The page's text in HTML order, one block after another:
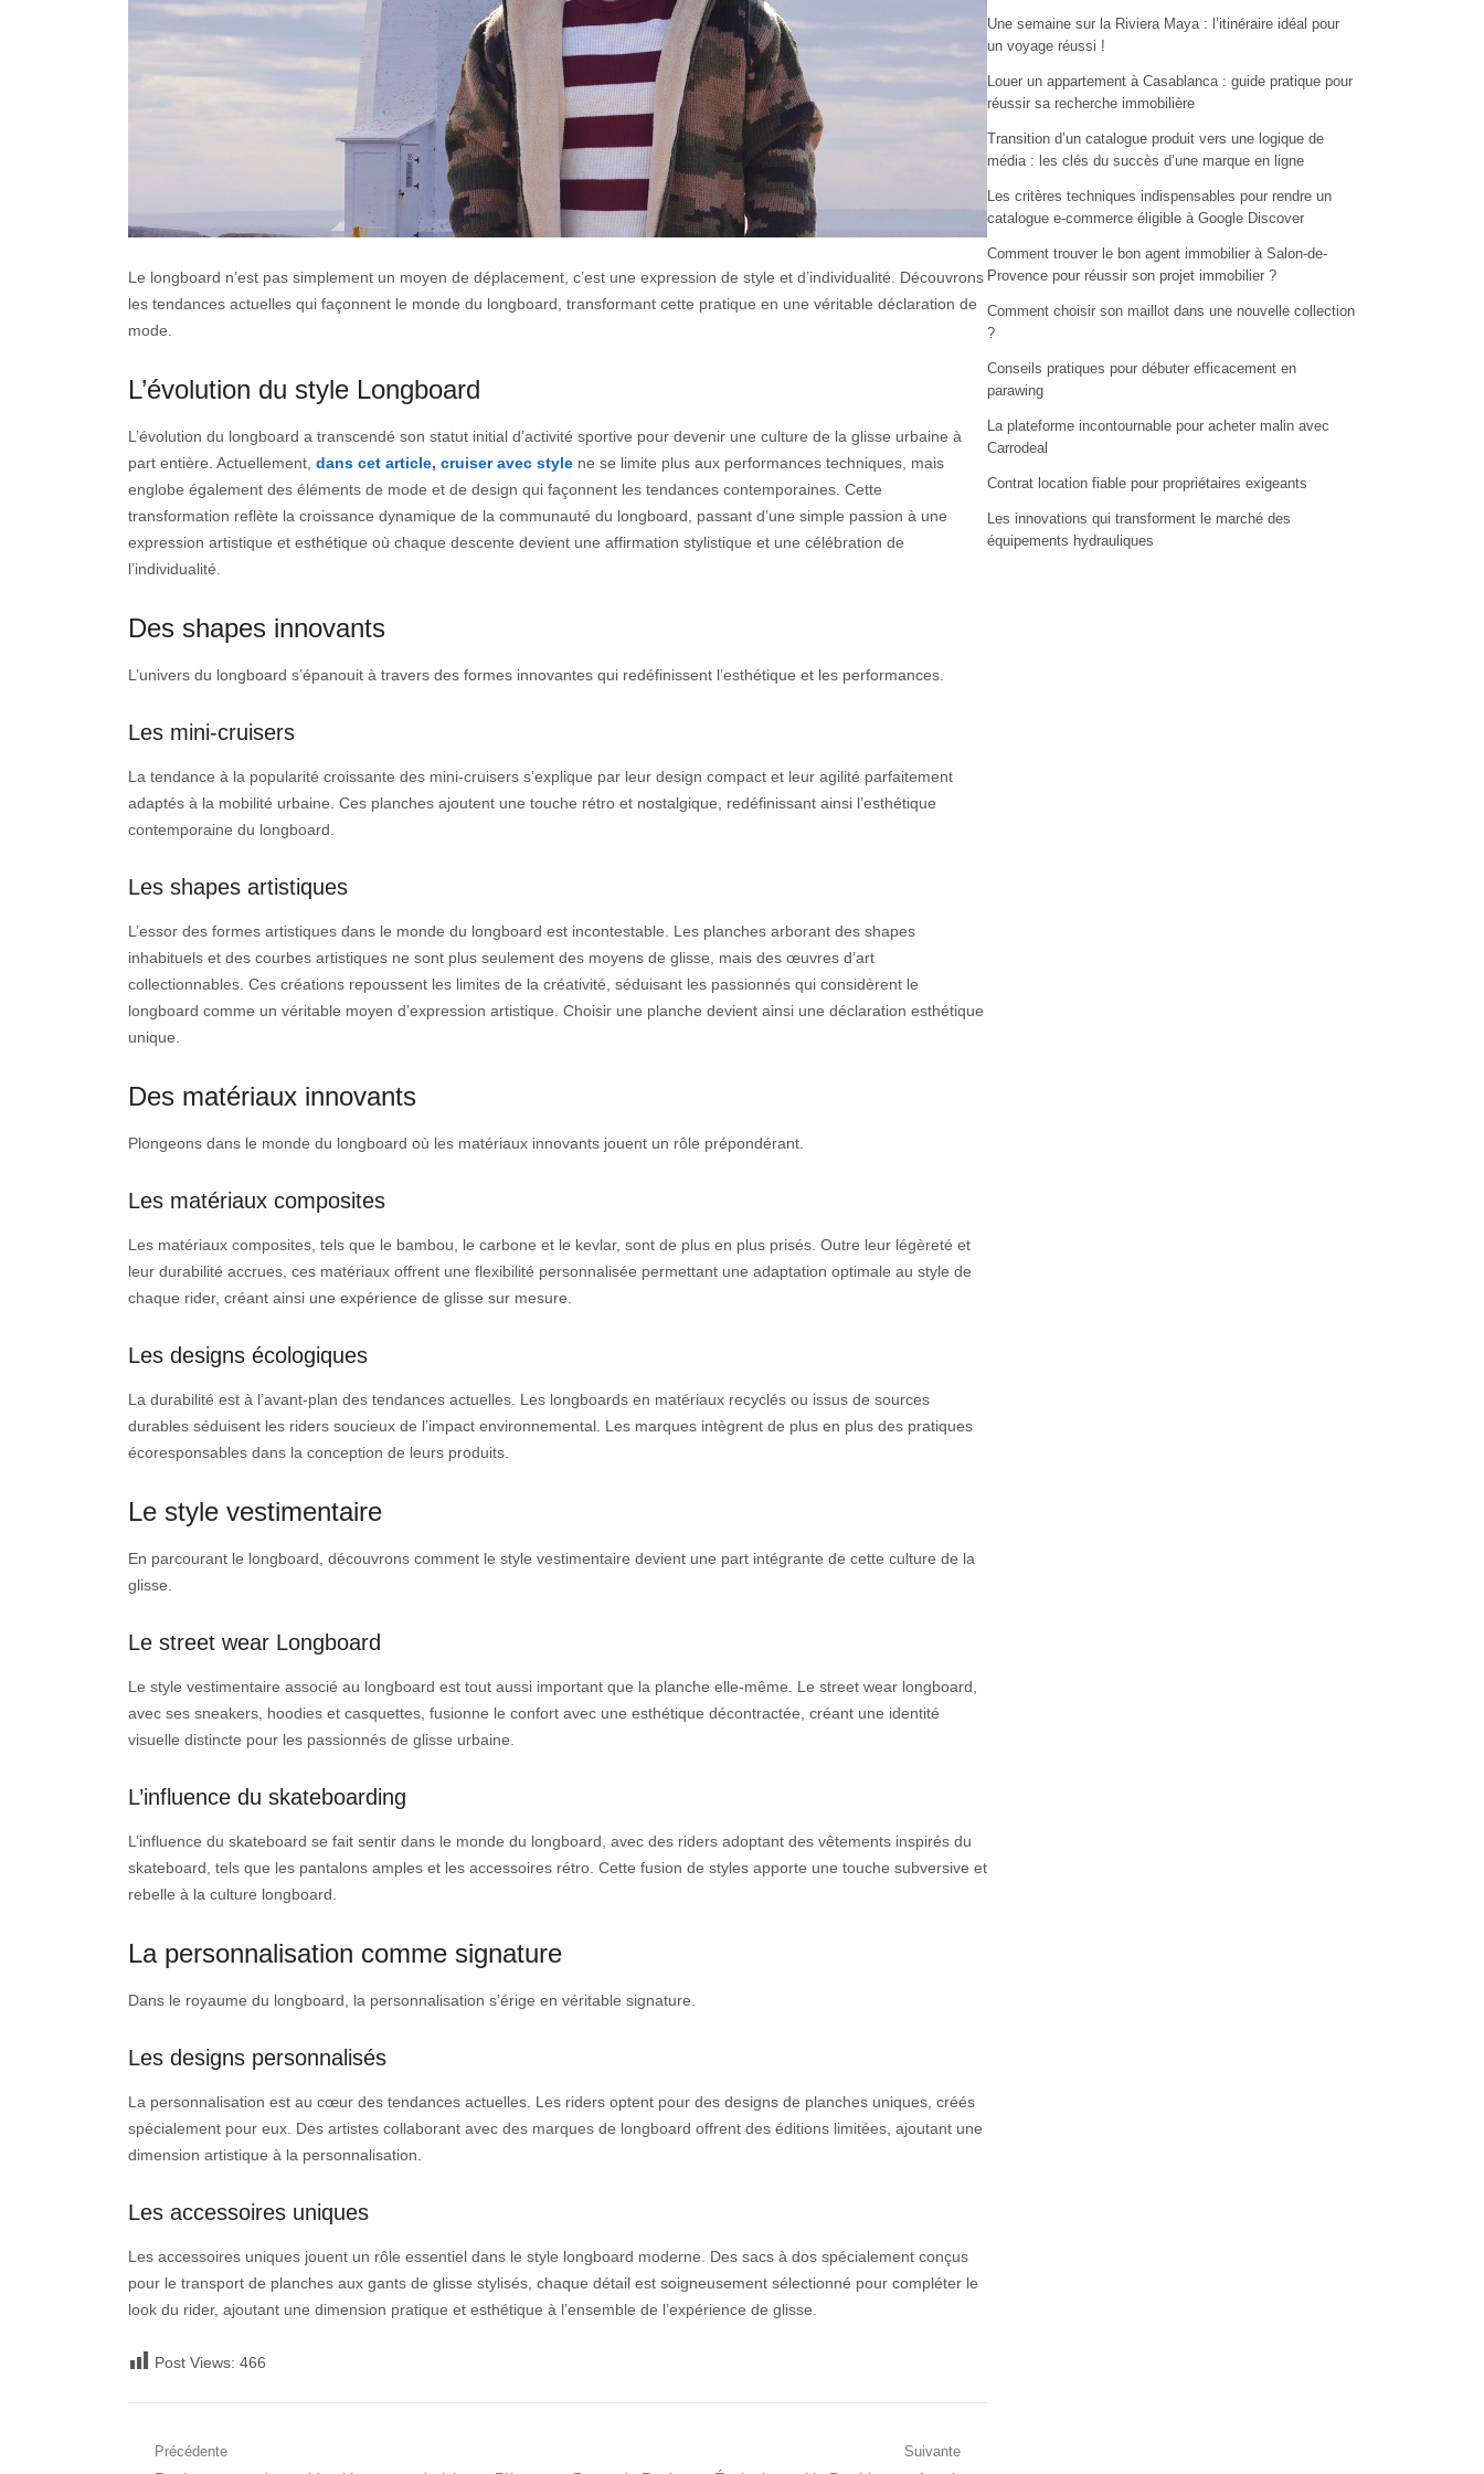
Le longboard n’est pas simplement un moyen de déplacement, c’est une expression de style et d’individualité. Découvrons
les tendances actuelles qui façonnent le monde du longboard, transformant cette pratique en une véritable déclaration de
mode.
L’évolution du style Longboard
L’évolution du longboard a transcendé son statut initial d’activité sportive pour devenir une culture de la glisse urbaine à
part entière. Actuellement, dans cet article, cruiser avec style ne se limite plus aux performances techniques, mais
englobe également des éléments de mode et de design qui façonnent les tendances contemporaines. Cette
transformation reflète la croissance dynamique de la communauté du longboard, passant d’une simple passion à une
expression artistique et esthétique où chaque descente devient une affirmation stylistique et une célébration de
l’individualité.
Des shapes innovants
L’univers du longboard s’épanouit à travers des formes innovantes qui redéfinissent l’esthétique et les performances.
Les mini-cruisers
La tendance à la popularité croissante des mini-cruisers s’explique par leur design compact et leur agilité parfaitement
adaptés à la mobilité urbaine. Ces planches ajoutent une touche rétro et nostalgique, redéfinissant ainsi l’esthétique
contemporaine du longboard.
Les shapes artistiques
L’essor des formes artistiques dans le monde du longboard est incontestable. Les planches arborant des shapes
inhabituels et des courbes artistiques ne sont plus seulement des moyens de glisse, mais des œuvres d’art
collectionnables. Ces créations repoussent les limites de la créativité, séduisant les passionnés qui considèrent le
longboard comme un véritable moyen d’expression artistique. Choisir une planche devient ainsi une déclaration esthétique
unique.
Des matériaux innovants
Plongeons dans le monde du longboard où les matériaux innovants jouent un rôle prépondérant.
Les matériaux composites
Les matériaux composites, tels que le bambou, le carbone et le kevlar, sont de plus en plus prisés. Outre leur légèreté et
leur durabilité accrues, ces matériaux offrent une flexibilité personnalisée permettant une adaptation optimale au style de
chaque rider, créant ainsi une expérience de glisse sur mesure.
Les designs écologiques
La durabilité est à l’avant-plan des tendances actuelles. Les longboards en matériaux recyclés ou issus de sources
durables séduisent les riders soucieux de l’impact environnemental. Les marques intègrent de plus en plus des pratiques
écoresponsables dans la conception de leurs produits.
Le style vestimentaire
En parcourant le longboard, découvrons comment le style vestimentaire devient une part intégrante de cette culture de la
glisse.
Le street wear Longboard
Le style vestimentaire associé au longboard est tout aussi important que la planche elle-même. Le street wear longboard,
avec ses sneakers, hoodies et casquettes, fusionne le confort avec une esthétique décontractée, créant une identité
visuelle distincte pour les passionnés de glisse urbaine.
L’influence du skateboarding
L’influence du skateboard se fait sentir dans le monde du longboard, avec des riders adoptant des vêtements inspirés du
skateboard, tels que les pantalons amples et les accessoires rétro. Cette fusion de styles apporte une touche subversive et
rebelle à la culture longboard.
La personnalisation comme signature
Dans le royaume du longboard, la personnalisation s’érige en véritable signature.
Les designs personnalisés
La personnalisation est au cœur des tendances actuelles. Les riders optent pour des designs de planches uniques, créés
spécialement pour eux. Des artistes collaborant avec des marques de longboard offrent des éditions limitées, ajoutant une
dimension artistique à la personnalisation.
Les accessoires uniques
Les accessoires uniques jouent un rôle essentiel dans le style longboard moderne. Des sacs à dos spécialement conçus
pour le transport de planches aux gants de glisse stylisés, chaque détail est soigneusement sélectionné pour compléter le
look du rider, ajoutant une dimension pratique et esthétique à l’ensemble de l’expérience de glisse.
Post Views: 466
Navigation
Précédente
Suivante
Une semaine sur la Riviera Maya : l’itinéraire idéal pour
un voyage réussi !
Louer un appartement à Casablanca : guide pratique pour
réussir sa recherche immobilière
Transition d’un catalogue produit vers une logique de
média : les clés du succès d’une marque en ligne
Les critères techniques indispensables pour rendre un
catalogue e-commerce éligible à Google Discover
Comment trouver le bon agent immobilier à Salon-de-
Provence pour réussir son projet immobilier ?
Comment choisir son maillot dans une nouvelle collection
?
Conseils pratiques pour débuter efficacement en
parawing
La plateforme incontournable pour acheter malin avec
Carrodeal
Contrat location fiable pour propriétaires exigeants
Les innovations qui transforment le marché des
équipements hydrauliques